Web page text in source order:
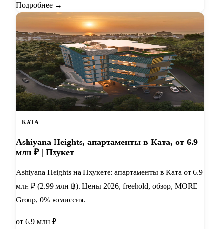
Подробнее →
КАТА
Ashiyana Heights, апартаменты в Ката, от 6.9
млн ₽ | Пхукет
Ashiyana Heights на Пхукете: апартаменты в Ката от 6.9
млн ₽ (2.99 млн ฿). Цены 2026, freehold, обзор, MORE
Group, 0% комиссия.
от 6.9 млн ₽